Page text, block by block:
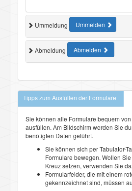
Ummeldung Ummelden
Abmeldung Abmelden
Tipps zum Ausfüllen der Formulare
Sie können alle Formulare bequem
ausfüllen. Am Bildschirm werden Sie
benötigten Daten geführt.
Sie können sich per Tabulator-
Formulare bewegen. Wollen
Kreuz setzen, verwenden Sie
Formularfelder, die mit einem
gekennzeichnet sind, müssen